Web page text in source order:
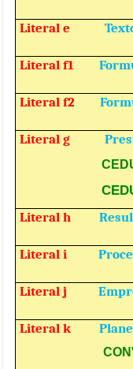
Literal e
Literal f1
Literal f2
Literal g
Literal h
Literal i
Literal j
Literal k